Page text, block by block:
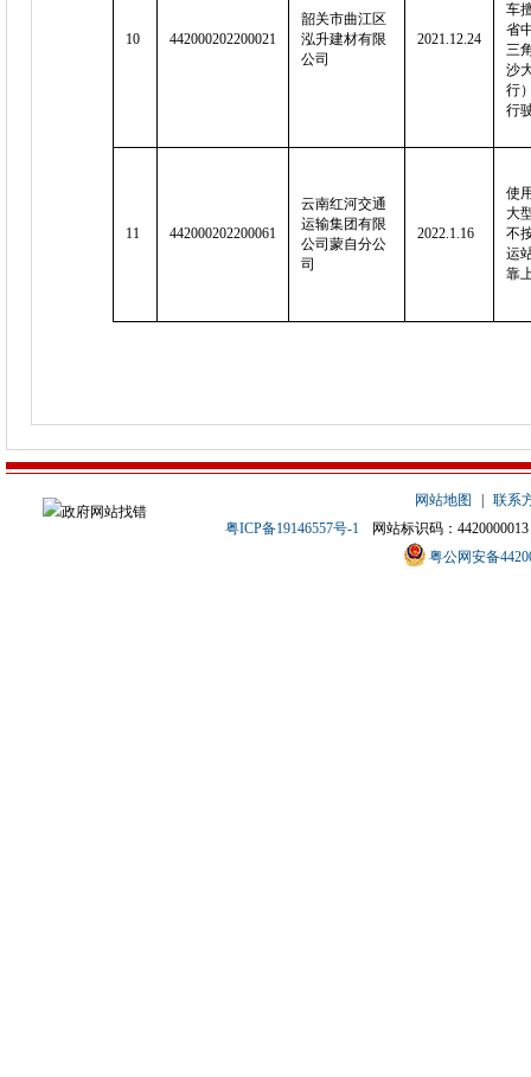
10 442000202200021
韶关市曲江区
泓升建材有限
公司
2021.12.24
车
省
三
沙
行
行
11 442000202200061
云南红河交通
运输集团有限
公司蒙自分公
司
2022.1.16
使
大
不
运
靠
网站地图
联系
粤ICP备19146557号-1
网站标识码：4420000013
粤公网安备